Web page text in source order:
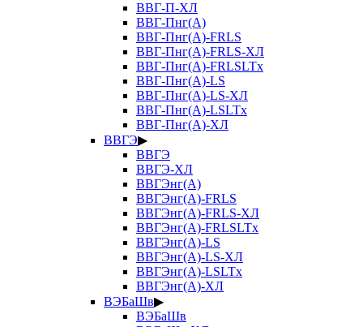
ВВГ-П-ХЛ
ВВГ-Пнг(А)
ВВГ-Пнг(А)-FRLS
ВВГ-Пнг(А)-FRLS-ХЛ
ВВГ-Пнг(А)-FRLSLTx
ВВГ-Пнг(А)-LS
ВВГ-Пнг(А)-LS-ХЛ
ВВГ-Пнг(А)-LSLTx
ВВГ-Пнг(А)-ХЛ
ВВГЭ▶
ВВГЭ
ВВГЭ-ХЛ
ВВГЭнг(А)
ВВГЭнг(А)-FRLS
ВВГЭнг(А)-FRLS-ХЛ
ВВГЭнг(А)-FRLSLTx
ВВГЭнг(А)-LS
ВВГЭнг(А)-LS-ХЛ
ВВГЭнг(А)-LSLTx
ВВГЭнг(А)-ХЛ
ВЭБаШв▶
ВЭБаШв